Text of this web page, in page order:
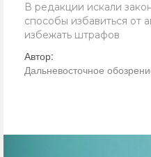
В редакции искали
способы избавиться от
избежать штрафов
Автор:
Дальневосточное